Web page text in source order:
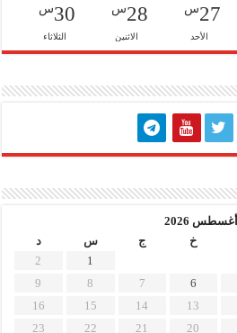
27س
الأحد
28س
الاثنين
30س
الثلاثاء
أغسطس 2026
خ ج س
د
1
2
6
7
8
9
13
14
15
16
20
21
22
23